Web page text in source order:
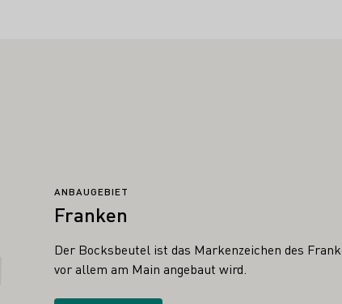
ANBAUGEBIET
Franken
Der Bocksbeutel ist das Markenzeichen des
vor allem am Main angebaut wird.